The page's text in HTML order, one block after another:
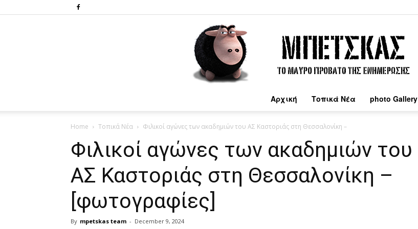
Αρχική Τοπικά Νέα photo Gallery
Home Τοπικά Νέα Φιλικοί αγώνες των ακαδημιών του ΑΣ Καστοριάς στη Θεσσαλονίκη –
Φιλικοί αγώνες των ακαδημιών του
ΑΣ Καστοριάς στη Θεσσαλονίκη –
[φωτογραφίες]
By mpetskas team - December 9, 2024